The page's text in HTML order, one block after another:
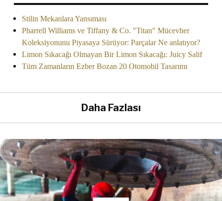
Stilin Mekanlara Yansıması
Pharrell Williams ve Tiffany & Co. "Titan" Mücevher
Koleksiyonunu Piyasaya Sürüyor: Parçalar Ne anlatıyor?
Limon Sıkacağı Olmayan Bir Limon Sıkacağı: Juicy Salif
Tüm Zamanların Ezber Bozan 20 Otomobil Tasarımı
Daha Fazlası